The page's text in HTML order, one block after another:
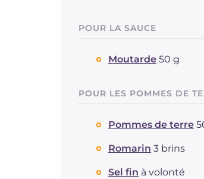
POUR LA SAUCE
Moutarde 50 g
POUR LES POMMES DE
Pommes de terre
Romarin 3 brins
Sel fin à volonté